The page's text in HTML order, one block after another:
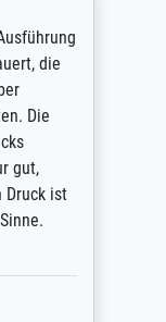
die
Die
gut,
Druck ist